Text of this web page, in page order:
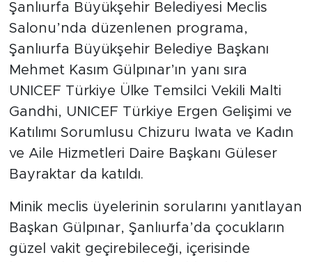
Şanlıurfa Büyükşehir Belediyesi Meclis
Salonu’nda düzenlenen programa,
Şanlıurfa Büyükşehir Belediye Başkanı
Mehmet Kasım Gülpınar’ın yanı sıra
UNICEF Türkiye Ülke Temsilci Vekili Malti
Gandhi, UNICEF Türkiye Ergen Gelişimi ve
Katılımı Sorumlusu Chizuru Iwata ve Kadın
ve Aile Hizmetleri Daire Başkanı Güleser
Bayraktar da katıldı.
Minik meclis üyelerinin sorularını yanıtlayan
Başkan Gülpınar, Şanlıurfa’da çocukların
güzel vakit geçirebileceği, içerisinde